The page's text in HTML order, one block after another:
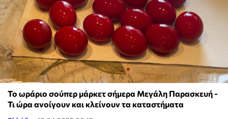
Το ωράριο σούπερ μάρκετ σήμερα Μεγάλη Παρασκευή -
Τι ώρα ανοίγουν και κλείνουν τα καταστήματα